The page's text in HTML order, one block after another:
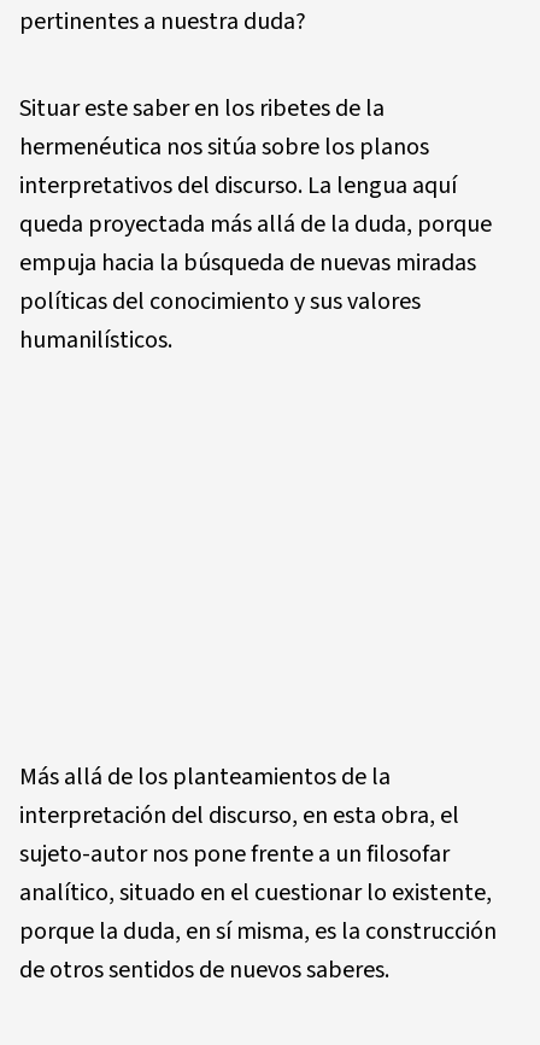
pertinentes a nuestra duda?
Situar este saber en los ribetes de la
hermenéutica nos sitúa sobre los planos
interpretativos del discurso. La lengua aquí
queda proyectada más allá de la duda, porque
empuja hacia la búsqueda de nuevas miradas
políticas del conocimiento y sus valores
humanilísticos.
Más allá de los planteamientos de la
interpretación del discurso, en esta obra, el
sujeto-autor nos pone frente a un filosofar
analítico, situado en el cuestionar lo existente,
porque la duda, en sí misma, es la construcción
de otros sentidos de nuevos saberes.